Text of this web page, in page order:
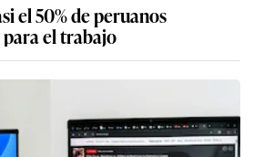
el 50% de peruanos
el trabajo